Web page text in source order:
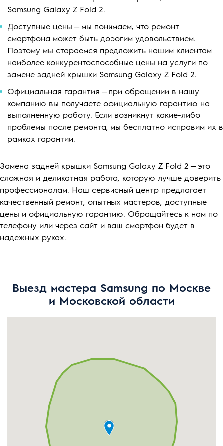
Samsung Galaxy Z Fold 2.
Доступные цены — мы понимаем, что ремонт
смартфона может быть дорогим удовольствием.
Поэтому мы стараемся предложить нашим клиентам
наиболее конкурентоспособные цены на услуги по
замене задней крышки Samsung Galaxy Z Fold 2.
Официальная гарантия — при обращении в нашу
компанию вы получаете официальную гарантию на
выполненную работу. Если возникнут какие-либо
проблемы после ремонта, мы бесплатно исправим их в
рамках гарантии.
Замена задней крышки Samsung Galaxy Z Fold 2 — это
сложная и деликатная работа, которую лучше доверить
профессионалам. Наш сервисный центр предлагает
качественный ремонт, опытных мастеров, доступные
цены и официальную гарантию. Обращайтесь к нам по
телефону или через сайт и ваш смартфон будет в
надежных руках.
Выезд мастера Samsung по Москве
и Московской области